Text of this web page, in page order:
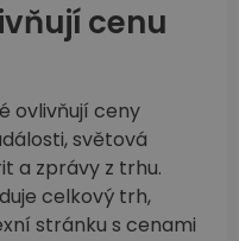
cenu
ovlivňují ceny
světová
a zprávy z trhu.
celkový trh,
stránku s cenami